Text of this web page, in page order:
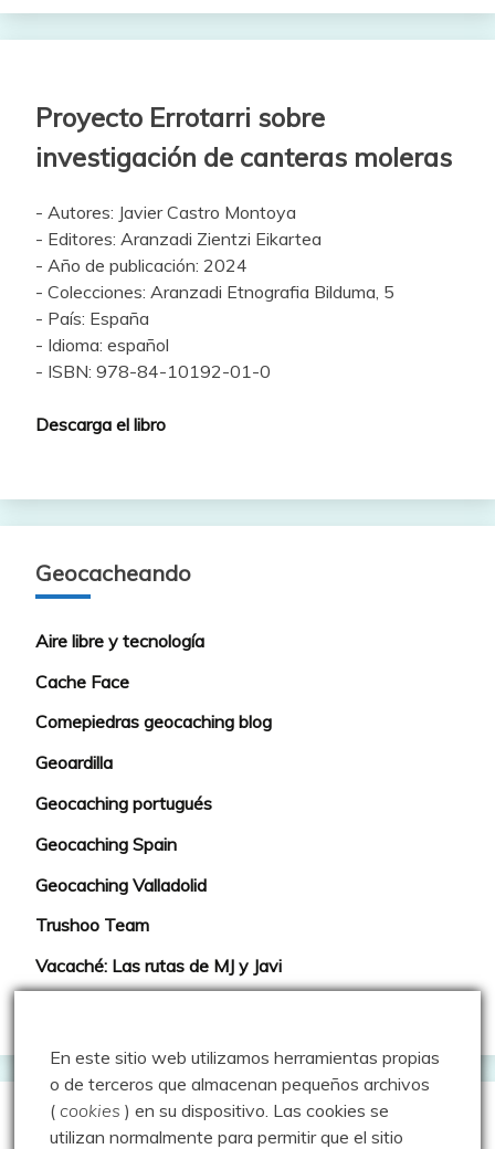
Proyecto Errotarri sobre
investigación de canteras moleras
- Autores: Javier Castro Montoya
- Editores: Aranzadi Zientzi Eikartea
- Año de publicación: 2024
- Colecciones: Aranzadi Etnografia Bilduma, 5
- País: España
- Idioma: español
- ISBN: 978-84-10192-01-0
Descarga el libro
Geocacheando
Aire libre y tecnología
Cache Face
Comepiedras geocaching blog
Geoardilla
Geocaching portugués
Geocaching Spain
Geocaching Valladolid
Trushoo Team
Vacaché: Las rutas de MJ y Javi
Webs que cotilleo
En este sitio web utilizamos herramientas propias
o de terceros que almacenan pequeños archivos
(cookies ) en su dispositivo. Las cookies se
utilizan normalmente para permitir que el sitio